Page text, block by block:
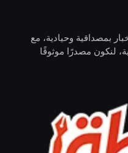
بمصداقية وحيادية، مع
لنكون مصدرًا موثوقًا